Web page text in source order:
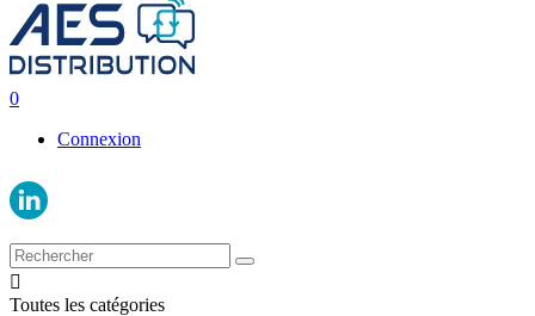
0
Connexion

Toutes les catégories